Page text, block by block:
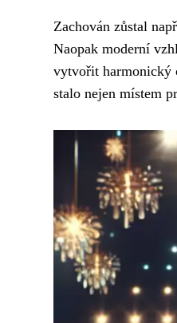
Zachován zůstal
Naopak moderní
vytvořit harmonický
stalo nejen místem